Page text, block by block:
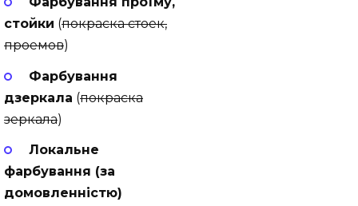
стойки (покраска стоек,
проемов)
Фарбування
дзеркала (покраска
зеркала)
Локальне
фарбування (за
домовленністю)